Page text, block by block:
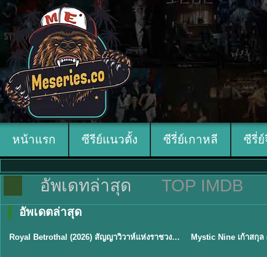
หน้าแรก ซีรีย์แนวตั้ง ซีรี่ย์เกาหลี ซีรี่
อัพเดทล่าสุด TOP IMDB
อัพเดตล่าสุด
★9
ซับไทย
Royal Betrothal (2026) สัญญาวิวาห์แห่งราชวงศ์ พากย์ไทย ซับไทย EP1-32 ★9